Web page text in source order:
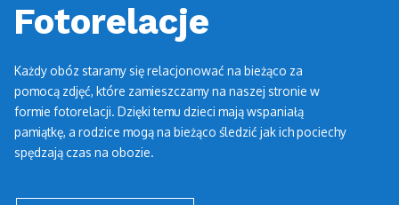
Fotorelacje
Każdy obóz staramy się relacjonować na bieżąco za
pomocą zdjęć, które zamieszczamy na naszej stronie w
formie fotorelacji. Dzięki temu dzieci mają wspaniałą
pamiątkę, a rodzice mogą na bieżąco śledzić jak ich pociechy
spędzają czas na obozie.